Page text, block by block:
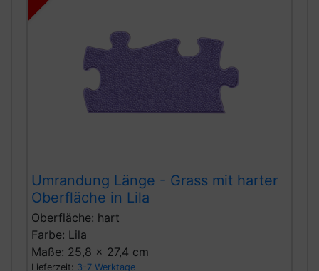
Umrandung Länge - Grass mit harter
Oberfläche in Lila
Oberfläche: hart
Farbe: Lila
Maße: 25,8 x 27,4 cm
Lieferzeit: 3-7 Werktage